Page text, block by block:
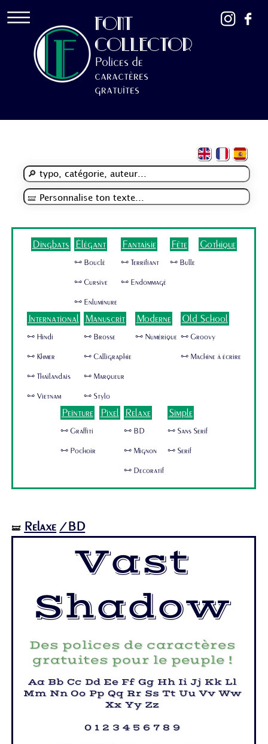
FONT
COLLECTOR
Polices de
caractères
gratuites
Dingbats Élégant
🜺 Bouclé
🜺 Cursive
🜺 Enluminure
Fantaisie
🜺 Terrifiant
🜺 Endommagé
Fête
🜺 Bulle
Gothique
International
🜺 Hindi
🜺 Khmer
🜺 Thaïlandais
🜺 Vietnam
Manuscrit
🜺 Brosse
🜺 Calligraphie
🜺 Marqueur
🜺 Stylo
Moderne
🜺 Numérique
Old School
🜺 Groovy
🜺 Machine à écrire
Peinture
🜺 Graffiti
🜺 Pochoir
Pixel Relaxe
🜺 BD
🜺 Mignon
🜺 Decoratif
Simple
🜺 Sans Serif
🜺 Serif
🝛 Relaxe /BD
Vast
Shadow
Des polices de caractères
gratuites pour le peuple !
Aa Bb Cc Dd Ee Ff Gg Hh Ii Jj Kk Ll
Mm Nn Oo Pp Qq Rr Ss Tt Uu Vv Ww
Xx Yy Zz
0 1 2 3 4 5 6 7 8 9